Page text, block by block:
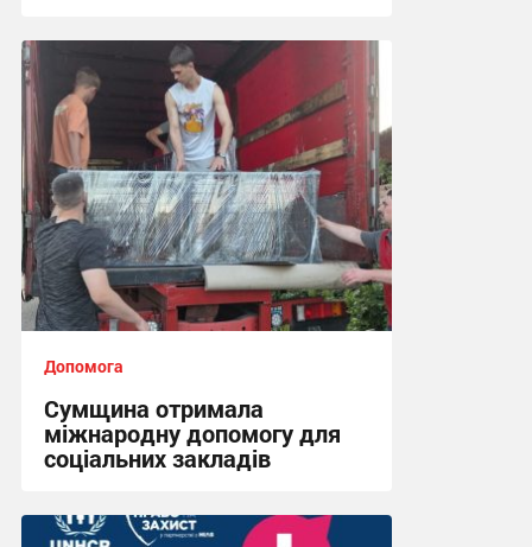
16:29 вчора
Допомога
Сумщина отримала
міжнародну допомогу для
соціальних закладів